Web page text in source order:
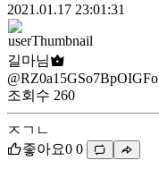
2021.01.17 23:01:31
길마님
@RZ0a15GSo7BpOIGFo
조회수 260
ㅈㄱㄴ
좋아요0 0